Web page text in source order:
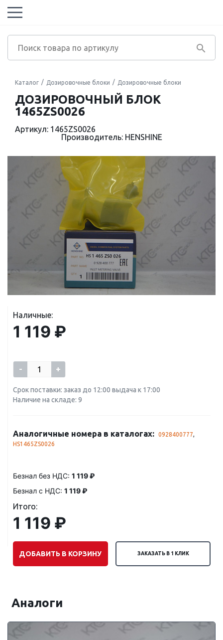
Каталог Дозировочные блоки Дозировочные блоки
ДОЗИРОВОЧНЫЙ БЛОК
1465ZS0026
Артикул: 1465ZS0026
Производитель: HENSHINE
Наличные:
1 119 ₽
- +
Срок поставки: заказ до 12:00 выдача к 17:00
Наличие на складе: 9
Аналогичные номера в каталогах: 0928400777,
HS1465ZS0026
Безнал без НДС: 1 119 ₽
Безнал с НДС: 1 119 ₽
Итого:
1 119 ₽
ДОБАВИТЬ В КОРЗИНУ ЗАКАЗАТЬ В 1 КЛИК
Аналоги